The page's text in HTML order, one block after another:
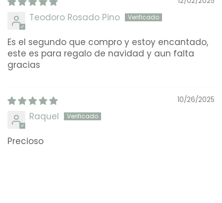
Teodoro Rosado Pino
Es el segundo que compro y estoy encantado,
este es para regalo de navidad y aun falta
gracias
10/26/2025
Raquel
Precioso